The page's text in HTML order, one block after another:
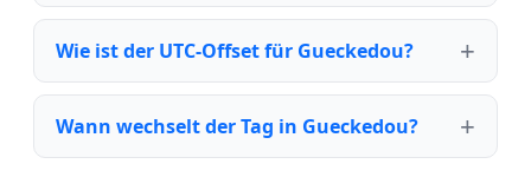
Wie ist der UTC-Offset für Gueckedou?
Wann wechselt der Tag in Gueckedou?